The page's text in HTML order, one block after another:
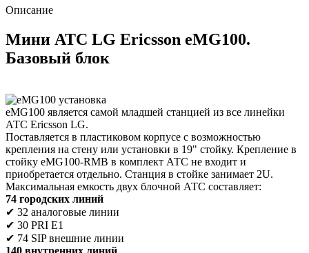
Описание
Мини АТС LG Ericsson eMG100.
Базовый блок
eMG100 является самой младшей станцией из все линейки
АТС Ericsson LG.
Поставляется в пластиковом корпусе с возможностью
крепления на стену или установки в 19" стойку. Крепление в
стойку eMG100-RMB в комплект АТС не входит и
приобретается отдельно. Станция в стойке занимает 2U.
Максимальная емкость двух блочной АТС составляет:
74 городских линий
✔ 32 аналоговые линии
✔ 30 PRI E1
✔ 74 SIP внешние линии
140 внутренних линий